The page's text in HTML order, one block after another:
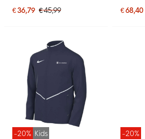
€ 36,79 € 45,99 € 68,40
-20% Kids
-20%